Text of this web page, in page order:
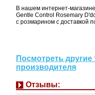
В нашем интернет-
Gentle Control Rosemary
с розмарином с доставкой
Посмотреть другие
производителя
Отзывы: